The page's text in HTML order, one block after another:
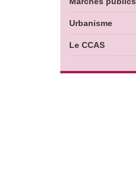
Urbanisme
Le CCAS